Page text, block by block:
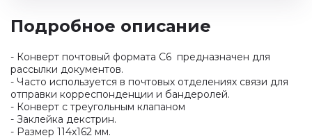
Подробное описание
- Конверт почтовый формата С6 предназначен для
рассылки документов.
- Часто используется в почтовых отделениях связи для
отправки корреспонденции и бандеролей.
- Конверт с треугольным клапаном
- Заклейка декстрин.
- Размер 114х162 мм.